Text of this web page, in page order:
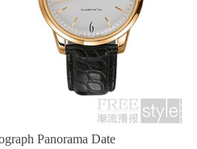
Panorama Date